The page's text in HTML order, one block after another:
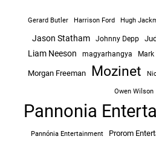
Gerard Butler Harrison Ford Hugh
Jason Statham Johnny Depp
Liam Neeson magyarhangya
Morgan Freeman Mozinet
Owen Wilson
Pannonia
Pannónia Entertainment Prorom